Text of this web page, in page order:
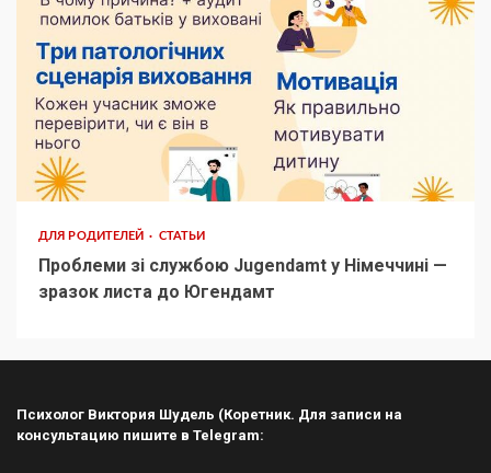
ДЛЯ РОДИТЕЛЕЙ СТАТЬИ
Проблеми зі службою Jugendamt у Німеччині —
зразок листа до Югендамт
Психолог Виктория Шудель (Коретник. Для записи на
консультацию пишите в Telegram: